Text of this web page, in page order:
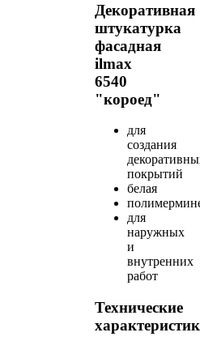
Декоративная
штукатурка
фасадная
ilmax
6540
"короед"
для
создания
покрытий
белая
для
наружных
и
внутренних
работ
Технические